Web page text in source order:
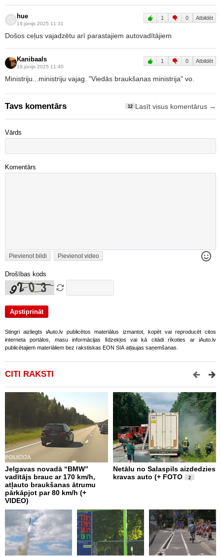
hue
19.jūnijs 2025 11:31
1 0 Atbildēt
Došos ceļus vajadzētu arī parastajiem autovadītājiem
Kanibaals
19.jūnijs 2025 11:40
1 0 Atbildēt
Ministriju...ministriju vajag. "Viedās braukšanas ministrija" vo.
Tavs komentārs 12 Lasīt visus komentārus →
Vārds
Komentārs
Pievienot bildi Pievienot video
Drošības kods
Stingri aizliegts iAuto.lv publicētos materiālus izmantot, kopēt vai reproducēt citos
interneta portālos, masu informācijas līdzekļos vai kā citādi rīkoties ar iAuto.lv
publicētajiem materiāliem bez rakstiskas EON SIA atļaujas saņemšanas.
CITI RAKSTI
Jelgavas novadā “BMW”
vadītājs brauc ar 170 km/h,
atļauto braukšanas ātrumu
pārkāpjot par 80 km/h (+
VIDEO)
Netālu no Salaspils aizdedzies
kravas auto (+ FOTO
2